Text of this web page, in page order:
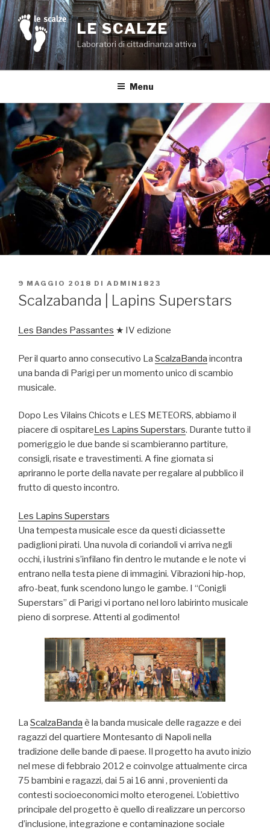
Salta
al
contenuto
LE SCALZE
Laboratori di cittadinanza attiva
Menu
PUBBLICATO
IL
9 MAGGIO 2018 DI ADMIN1823
Scalzabanda | Lapins Superstars
Les Bandes Passantes ★ IV edizione
Per il quarto anno consecutivo La ScalzaBanda incontra
una banda di Parigi per un momento unico di scambio
musicale.
Dopo Les Vilains Chicots e LES METEORS, abbiamo il
piacere di ospitareLes Lapins Superstars. Durante tutto il
pomeriggio le due bande si scambieranno partiture,
consigli, risate e travestimenti. A fine giornata si
apriranno le porte della navate per regalare al pubblico il
frutto di questo incontro.
Les Lapins Superstars
Una tempesta musicale esce da questi diciassette
padiglioni pirati. Una nuvola di coriandoli vi arriva negli
occhi, i lustrini s’infilano fin dentro le mutande e le note vi
entrano nella testa piene di immagini. Vibrazioni hip-hop,
afro-beat, funk scendono lungo le gambe. I “Conigli
Superstars” di Parigi vi portano nel loro labirinto musicale
pieno di sorprese. Attenti al godimento!
La ScalzaBanda è la banda musicale delle ragazze e dei
ragazzi del quartiere Montesanto di Napoli nella
tradizione delle bande di paese. Il progetto ha avuto inizio
nel mese di febbraio 2012 e coinvolge attualmente circa
75 bambini e ragazzi, dai 5 ai 16 anni , provenienti da
contesti socioeconomici molto eterogenei. L’obiettivo
principale del progetto è quello di realizzare un percorso
d’inclusione, integrazione e contaminazione sociale